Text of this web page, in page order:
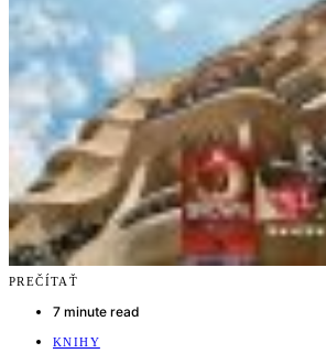
PREČÍTAŤ
7 minute read
KNIHY